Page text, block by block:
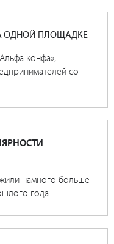
ОДНОЙ ПЛОЩАДКЕ
конфа»,
со
намного больше
года.